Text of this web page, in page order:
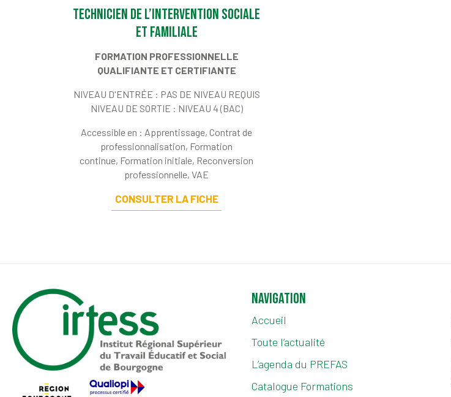
Technicien de l’intervention sociale
et familiale
FORMATION PROFESSIONNELLE
QUALIFIANTE ET CERTIFIANTE
NIVEAU D'ENTRÉE : PAS DE NIVEAU REQUIS
NIVEAU DE SORTIE : NIVEAU 4 (BAC)
Accessible en : Apprentissage, Contrat de
professionnalisation, Formation
continue, Formation initiale, Reconversion
professionnelle,VAE
CONSULTER LA FICHE
Navigation
Accueil
Toute l’actualité
L’agenda du PREFAS
Catalogue Formations